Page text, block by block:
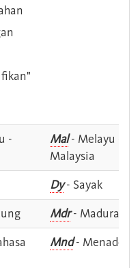
-
Mal- Melayu -
Malaysia
Dy- Sayak
Mdr- Madura
Mnd- Menado